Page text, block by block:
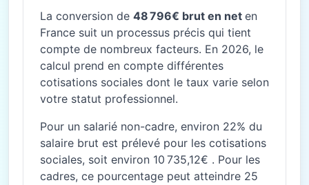
La conversion de 48 796€ brut en net en
France suit un processus précis qui tient
compte de nombreux facteurs. En 2026, le
calcul prend en compte différentes
cotisations sociales dont le taux varie selon
votre statut professionnel.
Pour un salarié non-cadre, environ 22% du
salaire brut est prélevé pour les cotisations
sociales, soit environ 10 735,12€ . Pour les
cadres, ce pourcentage peut atteindre 25